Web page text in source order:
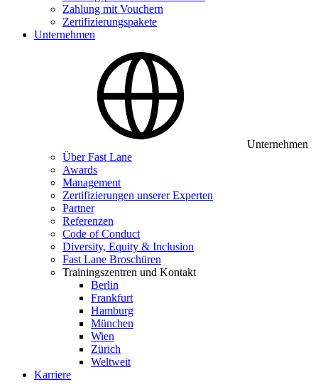
Zahlung mit Vouchern
Zertifizierungspakete
Unternehmen
Unternehmen
Über Fast Lane
Awards
Management
Zertifizierungen unserer Experten
Partner
Referenzen
Code of Conduct
Diversity, Equity & Inclusion
Fast Lane Broschüren
Trainingszentren und Kontakt
Berlin
Frankfurt
Hamburg
München
Wien
Zürich
Weltweit
Karriere